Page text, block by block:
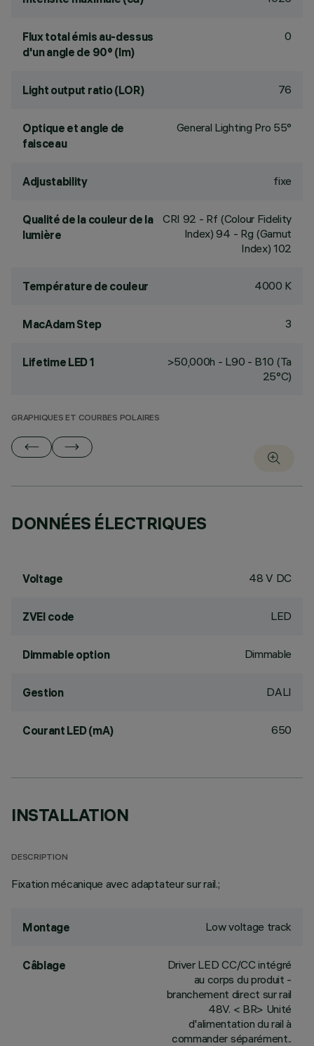
Flux total émis au-dessus
d'un angle de 90° (lm)
0
Light output ratio (LOR) 76
Optique et angle de
faisceau
General Lighting Pro 55°
Adjustability fixe
Qualité de la couleur de la
lumière
CRI 92 - Rf (Colour Fidelity
Index) 94 - Rg (Gamut
Index) 102
Température de couleur 4000 K
MacAdam Step 3
Lifetime LED 1
>50,000h - L90 - B10 (Ta
25°C)
GRAPHIQUES ET COURBES POLAIRES
DONNÉES ÉLECTRIQUES
Voltage 48 V DC
ZVEI code LED
Dimmable option Dimmable
Gestion DALI
Courant LED (mA) 650
INSTALLATION
DESCRIPTION
Fixation mécanique avec adaptateur sur rail.;
Montage Low voltage track
Câblage
Driver LED CC/CC intégré
au corps du produit -
branchement direct sur rail
48V. < BR> Unité
d'alimentation du rail à
commander séparément..